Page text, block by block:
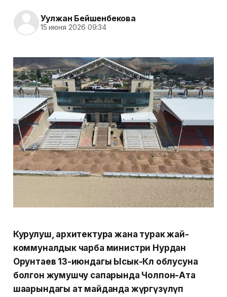
Уулжан Бейшенбекова
15 июня 2026 09:34
Курулуш, архитектура жана турак жай-
коммуналдык чарба министри Нурдан
Орунтаев 13-июндагы Ысык-Көл облусуна
болгон жумушчу сапарында Чолпон-Ата
шаарындагы ат майданда жүргүзүлүп